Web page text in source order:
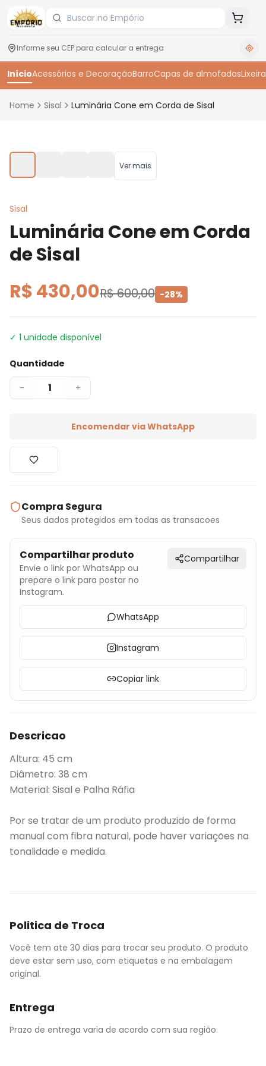
InícioAcessórios e DecoraçãoBarroCapas de almofadasLixeira
Home Sisal Luminária Cone em Corda de Sisal
Ver mais
Sisal
Luminária Cone em Corda
de Sisal
R$ 430,00R$ 600,00 -28%
✓ 1 unidade disponível
Quantidade
- 1 +
Encomendar via WhatsApp
Compra Segura
Seus dados protegidos em todas as transacoes
Compartilhar produto
Envie o link por WhatsApp ou
prepare o link para postar no
Instagram.
Compartilhar
WhatsApp
Instagram
Copiar link
Descricao
Altura: 45 cm
Diâmetro: 38 cm
Material: Sisal e Palha Ráfia
Por se tratar de um produto produzido de forma
manual com fibra natural, pode haver variações na
tonalidade e medida.
Politica de Troca
Você tem ate 30 dias para trocar seu produto. O produto
deve estar sem uso, com etiquetas e na embalagem
original.
Entrega
Prazo de entrega varia de acordo com sua região.